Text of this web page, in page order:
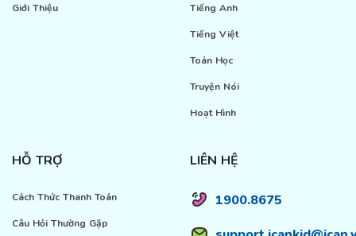
Giới Thiệu Tiếng Anh
Tiếng Việt
Toán Học
Truyện Nói
Hoạt Hình
HỖ TRỢ
Cách Thức Thanh Toán
Câu Hỏi Thường Gặp
LIÊN HỆ
1900.8675